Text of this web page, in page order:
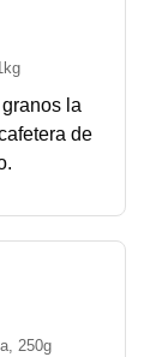
la
de
250g